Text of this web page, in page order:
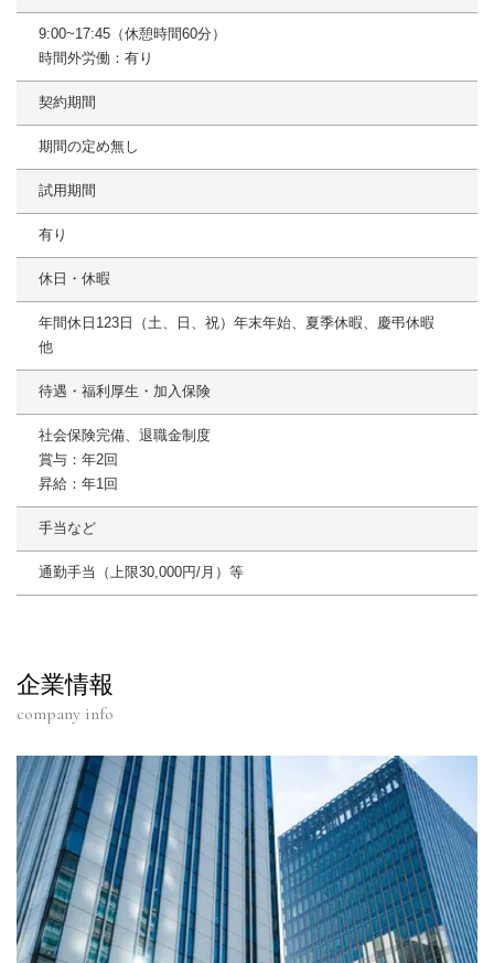
9:00~17:45（休憩時間60分）
時間外労働：有り
契約期間
期間の定め無し
試用期間
有り
休日・休暇
年間休日123日（土、日、祝）年末年始、夏季休暇、慶弔休暇
他
待遇・福利厚生・加入保険
社会保険完備、退職金制度
賞与：年2回
昇給：年1回
手当など
通勤手当（上限30,000円/月）等
企業情報
company info